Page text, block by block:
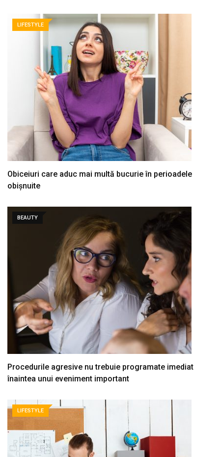
LIFESTYLE
Obiceiuri care aduc mai multă bucurie în perioadele
obișnuite
BEAUTY
Procedurile agresive nu trebuie programate imediat
înaintea unui eveniment important
LIFESTYLE